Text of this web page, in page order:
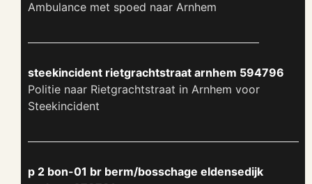
Ambulance met spoed naar Arnhem
steekincident rietgrachtstraat arnhem 594796
Politie naar Rietgrachtstraat in Arnhem voor
Steekincident
p 2 bon-01 br berm/bosschage eldensedijk